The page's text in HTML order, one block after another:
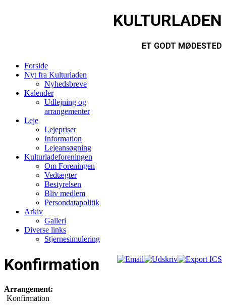
KULTURLADEN
ET GODT MØDESTED
Forside
Nyt fra Kulturladen
Nyhedsbreve
Kalender
Udlejning og
arrangementer
Leje
Lejepriser
Information
Lejeansøgning
Kulturladeforeningen
Om Foreningen
Vedtægter
Bestyrelsen
Bliv medlem
Persondatapolitik
Arkiv
Galleri
Diverse links
Stjernesimulering
Konfirmation
Arrangement:
Konfirmation